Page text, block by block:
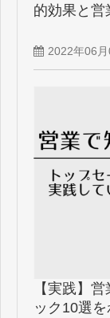
的効果と営
2022年06月
【実践】
ック10選